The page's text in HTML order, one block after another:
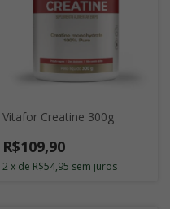
Vitafor Creatine 300g
R$109,90
2 x de R$54,95 sem juros